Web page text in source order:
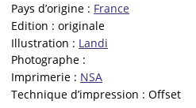
Pays d’origine : France
Edition : originale
Illustration : Landi
Photographe :
Imprimerie : NSA
Technique d’impression : Offset